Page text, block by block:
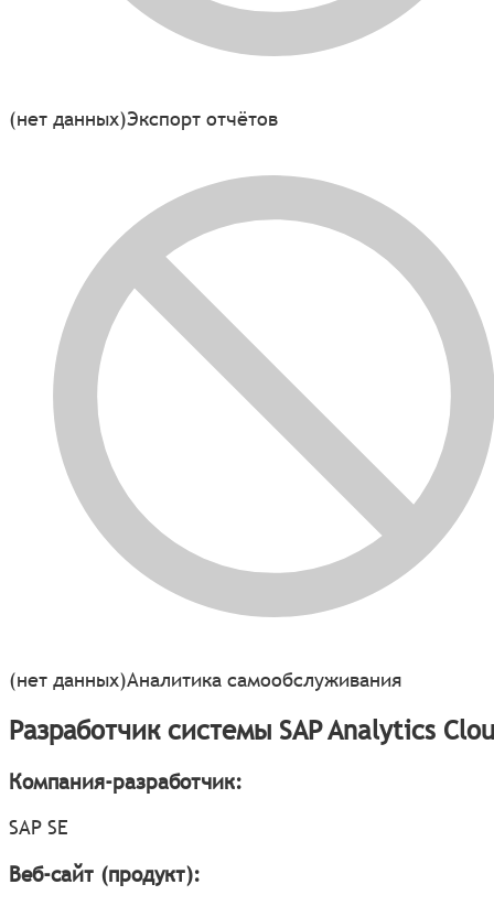
(нет данных)Экспорт отчётов
(нет данных)Аналитика самообслуживания
Разработчик системы SAP Analytics
Компания-разработчик:
SAP SE
Веб-сайт (продукт):